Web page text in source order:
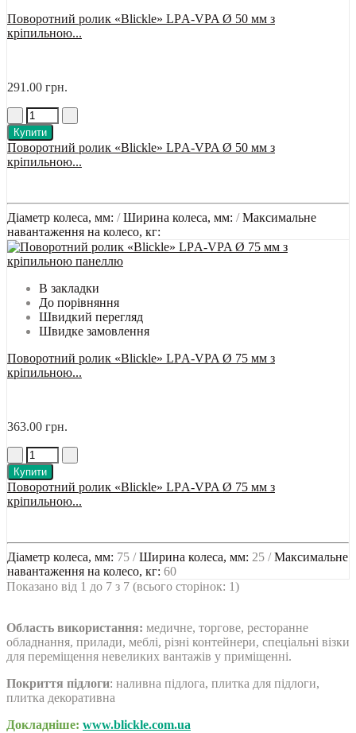
Поворотний ролик «Blickle» LРA-VPA Ø 50 мм з
кріпильною...
291.00 грн.
Купити
Поворотний ролик «Blickle» LРA-VPA Ø 50 мм з
кріпильною...
Діаметр колеса, мм: /Ширина колеса, мм: /Максимальне
навантаження на колесо, кг:
В закладки
До порівняння
Швидкий перегляд
Швидке замовлення
Поворотний ролик «Blickle» LРA-VPA Ø 75 мм з
кріпильною...
363.00 грн.
Купити
Поворотний ролик «Blickle» LРA-VPA Ø 75 мм з
кріпильною...
Діаметр колеса, мм: 75 /Ширина колеса, мм: 25 /Максимальне
навантаження на колесо, кг: 60
Показано від 1 до 7 з 7 (всього сторінок: 1)
Область використання: медичне, торгове, ресторанне
обладнання, прилади, меблі, різні контейнери, спеціальні візки
для переміщення невеликих вантажів у приміщенні.
Покриття підлоги: наливна підлога, плитка для підлоги,
плитка декоративна
Докладніше: www.blickle.com.ua